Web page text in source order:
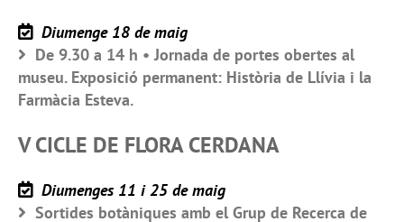
Diumenge 18 de maig
De 9.30 a 14 h • Jornada de portes obertes al
museu. Exposició permanent: Història de Llívia i la
Farmàcia Esteva.
V CICLE DE FLORA CERDANA
Diumenges 11 i 25 de maig
Sortides botàniques amb el Grup de Recerca de